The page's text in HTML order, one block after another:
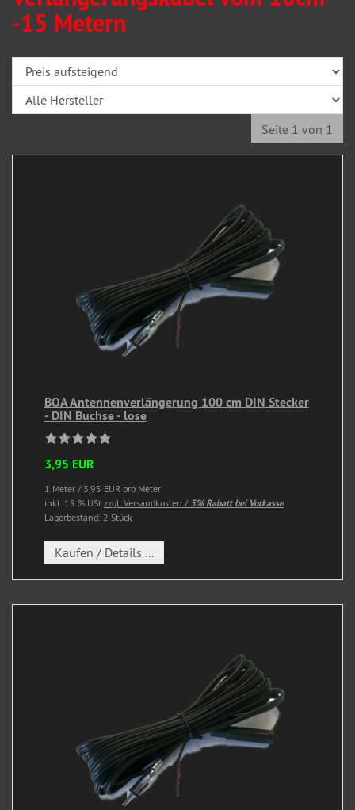
-15 Metern
Seite 1 von 1
BOA Antennenverlängerung 100 cm DIN Stecker
- DIN Buchse - lose
3,95 EUR
1 Meter / 3,95 EUR pro Meter
inkl. 19 % USt zzgl. Versandkosten / 5% Rabatt bei Vorkasse
Lagerbestand: 2 Stück
Kaufen / Details ...